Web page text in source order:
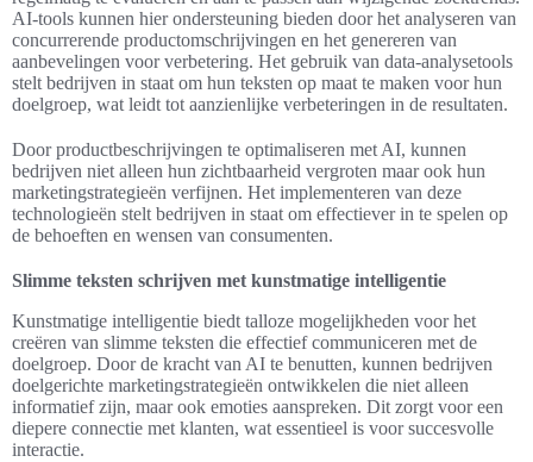
AI-tools kunnen hier ondersteuning bieden door het analyseren van
concurrerende productomschrijvingen en het genereren van
aanbevelingen voor verbetering. Het gebruik van data-analysetools
stelt bedrijven in staat om hun teksten op maat te maken voor hun
doelgroep, wat leidt tot aanzienlijke verbeteringen in de resultaten.
Door productbeschrijvingen te optimaliseren met AI, kunnen
bedrijven niet alleen hun zichtbaarheid vergroten maar ook hun
marketingstrategieën verfijnen. Het implementeren van deze
technologieën stelt bedrijven in staat om effectiever in te spelen op
de behoeften en wensen van consumenten.
Slimme teksten schrijven met kunstmatige intelligentie
Kunstmatige intelligentie biedt talloze mogelijkheden voor het
creëren van slimme teksten die effectief communiceren met de
doelgroep. Door de kracht van AI te benutten, kunnen bedrijven
doelgerichte marketingstrategieën ontwikkelen die niet alleen
informatief zijn, maar ook emoties aanspreken. Dit zorgt voor een
diepere connectie met klanten, wat essentieel is voor succesvolle
interactie.